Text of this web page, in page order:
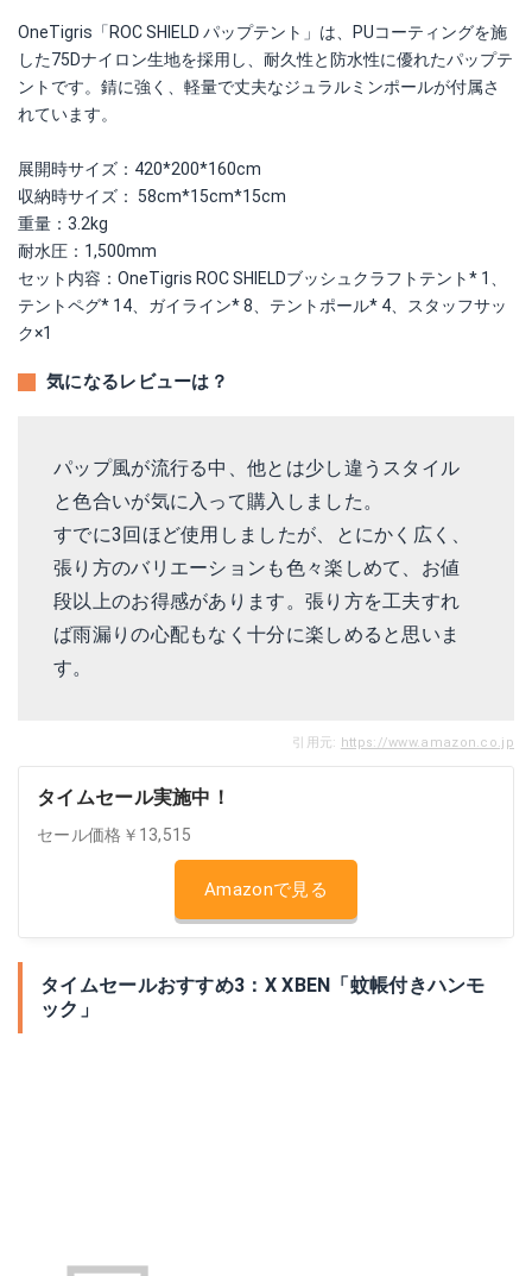
OneTigris「ROC SHIELD パップテント」は、PUコーティングを施
した75Dナイロン生地を採用し、耐久性と防水性に優れたパップテ
ントです。錆に強く、軽量で丈夫なジュラルミンポールが付属さ
れています。
展開時サイズ：420*200*160cm
収納時サイズ： 58cm*15cm*15cm
重量：3.2kg
耐水圧：1,500mm
セット内容：OneTigris ROC SHIELDブッシュクラフトテント* 1、
テントペグ* 14、ガイライン* 8、テントポール* 4、スタッフサッ
ク×1
気になるレビューは？
パップ風が流行る中、他とは少し違うスタイル
と色合いが気に入って購入しました。
すでに3回ほど使用しましたが、とにかく広く、
張り方のバリエーションも色々楽しめて、お値
段以上のお得感があります。張り方を工夫すれ
ば雨漏りの心配もなく十分に楽しめると思いま
す。
引用元: https://www.amazon.co.jp
タイムセール実施中！
セール価格￥13,515
Amazonで見る
タイムセールおすすめ3：X XBEN「蚊帳付きハンモ
ック」